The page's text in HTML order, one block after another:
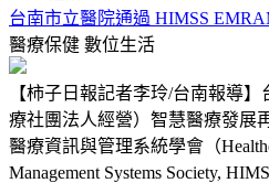
台南市立醫院通過 HIMSS
醫療保健 數位生活
【柿子日報記者李玲/台南報導
療社團法人經營）智慧醫療發展
醫療資訊與管理系統學會（
Management Systems Society,